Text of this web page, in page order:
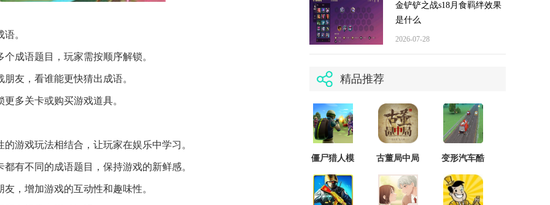
。
成语题目，玩家需按顺序解锁。
友，看谁能更快猜出成语。
多关卡或购买游戏道具。
游戏玩法相结合，让玩家在娱乐中学习。
有不同的成语题目，保持游戏的新鲜感。
，增加游戏的互动性和趣味性。
金铲铲之战s18月食羁绊效果
是什么
2026-07-28
精品推荐
僵尸猎人模
古董局中局
变形汽车酷